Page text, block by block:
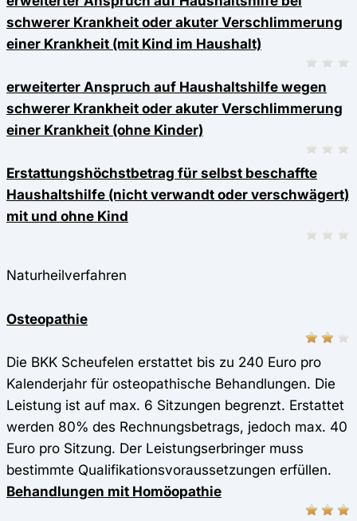
schwerer Krankheit oder akuter Verschlimmerung
einer Krankheit (mit Kind im Haushalt)
erweiterter Anspruch auf Haushaltshilfe wegen
schwerer Krankheit oder akuter Verschlimmerung
einer Krankheit (ohne Kinder)
Erstattungshöchstbetrag für selbst beschaffte
Haushaltshilfe (nicht verwandt oder verschwägert)
mit und ohne Kind
Naturheilverfahren
Osteopathie
Die BKK Scheufelen erstattet bis zu 240 Euro pro
Kalenderjahr für osteopathische Behandlungen. Die
Leistung ist auf max. 6 Sitzungen begrenzt. Erstattet
werden 80% des Rechnungsbetrags, jedoch max. 40
Euro pro Sitzung. Der Leistungserbringer muss
bestimmte Qualifikationsvoraussetzungen erfüllen.
Behandlungen mit Homöopathie